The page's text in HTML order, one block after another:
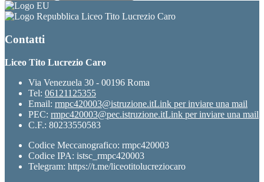
Liceo Tito Lucrezio Caro
Contatti
Liceo Tito Lucrezio Caro
Via Venezuela 30 - 00196 Roma
Tel: 06121125355
Email: rmpc420003@istruzione.itLink per inviare una mail
PEC: rmpc420003@pec.istruzione.itLink per inviare una mail
C.F.: 80233550583
Codice Meccanografico: rmpc420003
Codice IPA: istsc_rmpc420003
Telegram: https://t.me/liceotitolucreziocaro